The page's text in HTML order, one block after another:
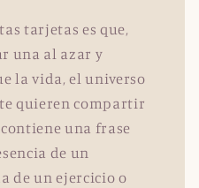
tarjetas es que,
una al azar y
la vida, el universo
quieren compartir
una frase
de un
de un ejercicio o